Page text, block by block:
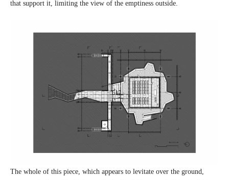
that support it, limiting the view of the emptiness outside.
The whole of this piece, which appears to levitate over the ground,